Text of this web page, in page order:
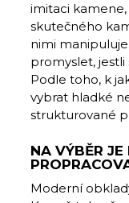
imitaci
skutečného
nimi
promyslet,
Podle toho, k
vybrat hladké
strukturované
NA VÝBĚR
Moderní